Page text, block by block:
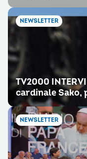
NEWSLETTER
TV2000
cardinale
NEWSLETTER